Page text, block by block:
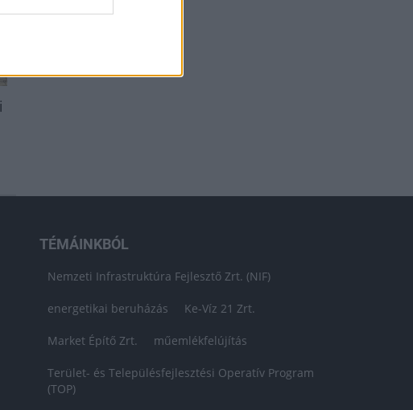
TÉMÁINKBÓL
Nemzeti Infrastruktúra Fejlesztő Zrt. (NIF)
energetikai beruházás Ke-Víz 21 Zrt.
Market Építő Zrt. műemlékfelújítás
Terület- és Településfejlesztési Operatív Program
(TOP)